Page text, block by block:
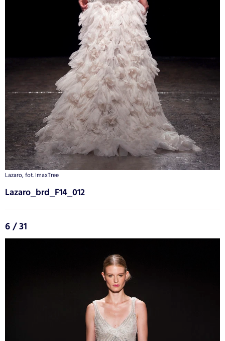
Lazaro, fot. ImaxTree
Lazaro_brd_F14_012
6 / 31